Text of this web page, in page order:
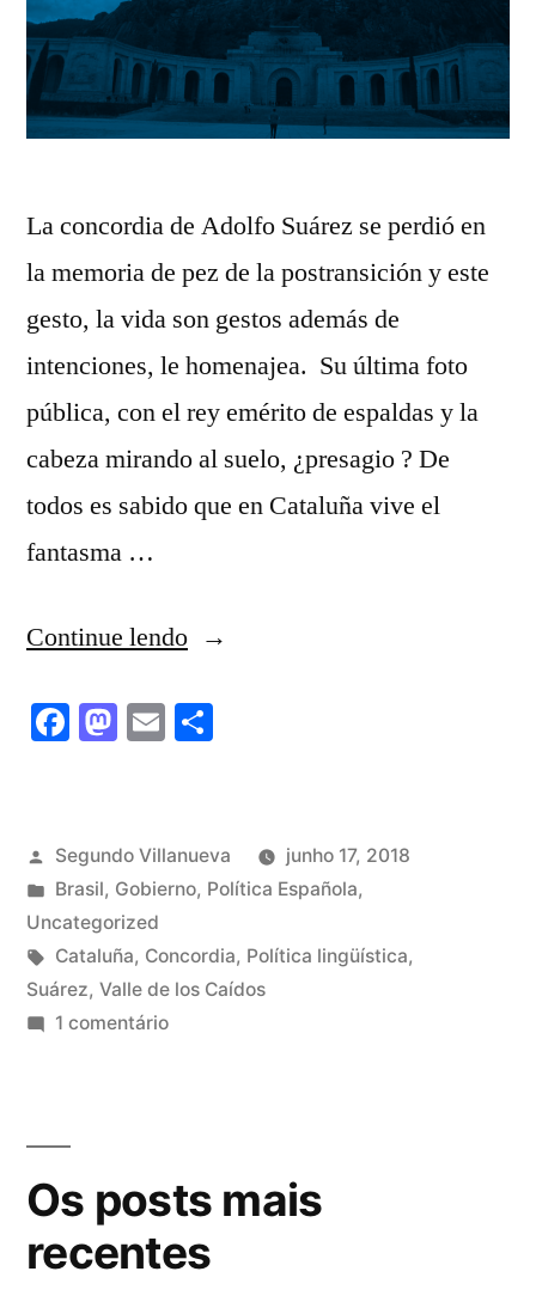
La concordia de Adolfo Suárez se perdió en
la memoria de pez de la postransición y este
gesto, la vida son gestos además de
intenciones, le homenajea. Su última foto
pública, con el rey emérito de espaldas y la
cabeza mirando al suelo, ¿presagio ? De
todos es sabido que en Cataluña vive el
fantasma …
Continue lendo“El
de
la
y
Facebook
Mastodon
Email
Publicado
por
Segundo Villanueva
junho 17, 2018
Publicado
em
Brasil, Gobierno, Política Española,
Uncategorized
Tags:
Cataluña, Concordia, Política lingüística,
Suárez, Valle de los Caídos
1 comentárioem
Caídos,
la
concordia
Os posts mais
recentes